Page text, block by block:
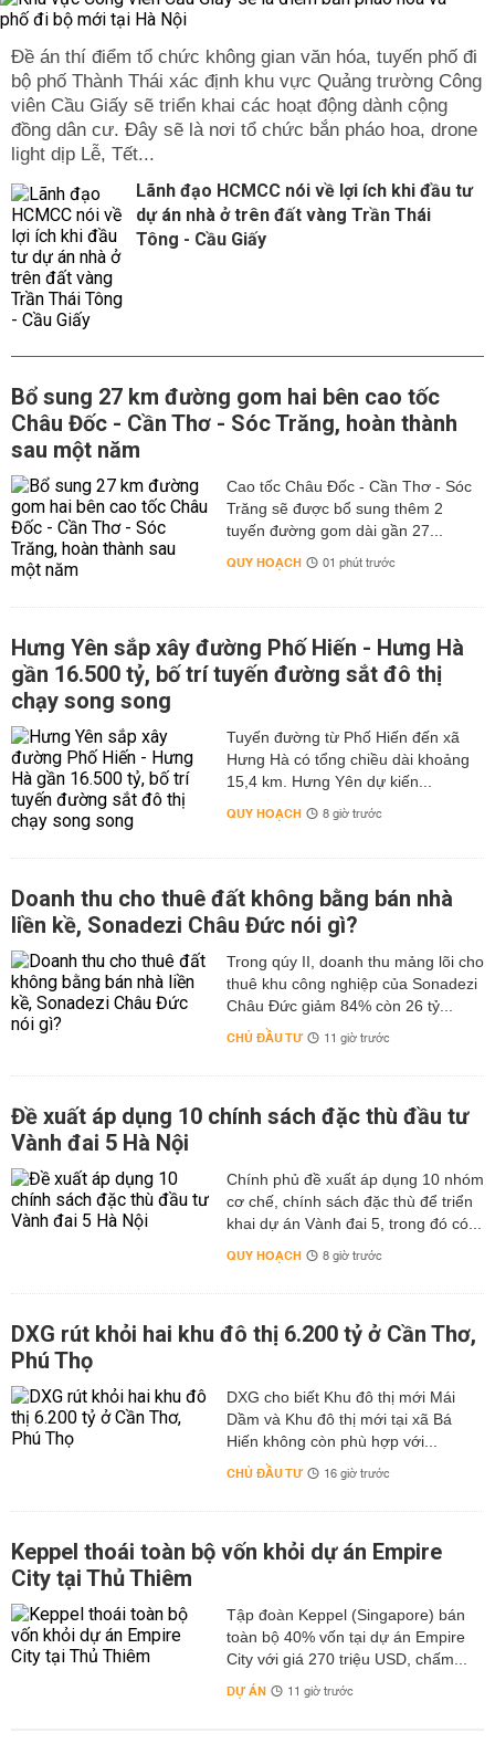
Đề án thí điểm tổ chức không gian văn hóa, tuyến phố đi
bộ phố Thành Thái xác định khu vực Quảng trường Công
viên Cầu Giấy sẽ triển khai các hoạt động dành cộng
đồng dân cư. Đây sẽ là nơi tổ chức bắn pháo hoa, drone
light dịp Lễ, Tết...
Lãnh đạo HCMCC nói về lợi ích khi đầu tư
dự án nhà ở trên đất vàng Trần Thái
Tông - Cầu Giấy
Bổ sung 27 km đường gom hai bên cao tốc
Châu Đốc - Cần Thơ - Sóc Trăng, hoàn thành
sau một năm
Cao tốc Châu Đốc - Cần Thơ - Sóc
Trăng sẽ được bổ sung thêm 2
tuyến đường gom dài gần 27...
QUY HOẠCH 01 phút trước
Hưng Yên sắp xây đường Phố Hiến - Hưng Hà
gần 16.500 tỷ, bố trí tuyến đường sắt đô thị
chạy song song
Tuyến đường từ Phố Hiến đến xã
Hưng Hà có tổng chiều dài khoảng
15,4 km. Hưng Yên dự kiến...
QUY HOẠCH 8 giờ trước
Doanh thu cho thuê đất không bằng bán nhà
liền kề, Sonadezi Châu Đức nói gì?
Trong qúy II, doanh thu mảng lõi cho
thuê khu công nghiệp của Sonadezi
Châu Đức giảm 84% còn 26 tỷ...
CHỦ ĐẦU TƯ 11 giờ trước
Đề xuất áp dụng 10 chính sách đặc thù đầu tư
Vành đai 5 Hà Nội
Chính phủ đề xuất áp dụng 10 nhóm
cơ chế, chính sách đặc thù để triển
khai dự án Vành đai 5, trong đó có...
QUY HOẠCH 8 giờ trước
DXG rút khỏi hai khu đô thị 6.200 tỷ ở Cần Thơ,
Phú Thọ
DXG cho biết Khu đô thị mới Mái
Dầm và Khu đô thị mới tại xã Bá
Hiến không còn phù hợp với...
CHỦ ĐẦU TƯ 16 giờ trước
Keppel thoái toàn bộ vốn khỏi dự án Empire
City tại Thủ Thiêm
Tập đoàn Keppel (Singapore) bán
toàn bộ 40% vốn tại dự án Empire
City với giá 270 triệu USD, chấm...
DỰ ÁN 11 giờ trước